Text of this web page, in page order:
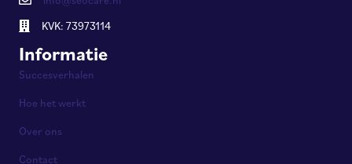
KVK: 73973114
Informatie
Succesverhalen
Hoe het werkt
Over ons
Contact